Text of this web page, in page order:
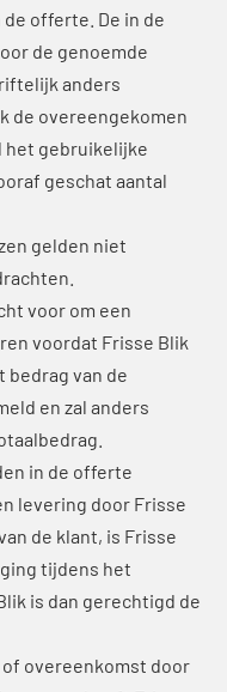
offerte. De in de
de genoemde
anders
de overeengekomen
het gebruikelijke
geschat aantal
gelden niet
voor om een
voordat Frisse Blik
bedrag van de
en zal anders
in de offerte
levering door Frisse
de klant, is Frisse
tijdens het
is dan gerechtigd de
of overeenkomst door